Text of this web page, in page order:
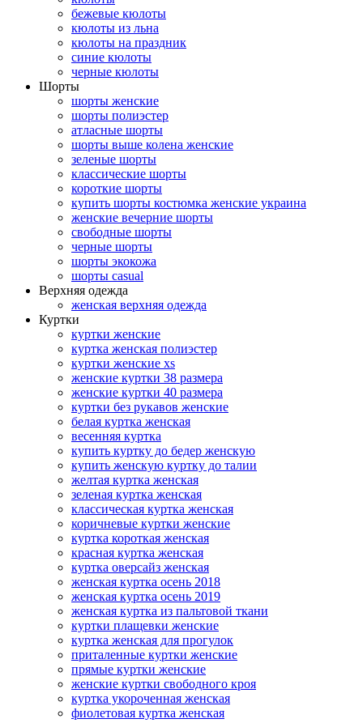
бежевые кюлоты
кюлоты из льна
кюлоты на праздник
синие кюлоты
черные кюлоты
Шорты
шорты женские
шорты полиэстер
атласные шорты
шорты выше колена женские
зеленые шорты
классические шорты
короткие шорты
купить шорты костюмка женские украина
женские вечерние шорты
свободные шорты
черные шорты
шорты экокожа
шорты casual
Верхняя одежда
женская верхняя одежда
Куртки
куртки женские
куртка женская полиэстер
куртки женские xs
женские куртки 38 размера
женские куртки 40 размера
куртки без рукавов женские
белая куртка женская
весенняя куртка
купить куртку до бедер женскую
купить женскую куртку до талии
желтая куртка женская
зеленая куртка женская
классическая куртка женская
коричневые куртки женские
куртка короткая женская
красная куртка женская
куртка оверсайз женская
женская куртка осень 2018
женская куртка осень 2019
женская куртка из пальтовой ткани
куртки плащевки женские
куртка женская для прогулок
приталенные куртки женские
прямые куртки женские
женские куртки свободного кроя
куртка укороченная женская
фиолетовая куртка женская